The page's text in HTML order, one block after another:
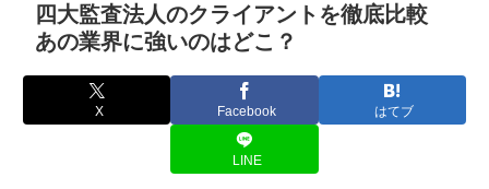
四大監査法人のクライアントを徹底比較
あの業界に強いのはどこ？
X Facebook はてブ
LINE